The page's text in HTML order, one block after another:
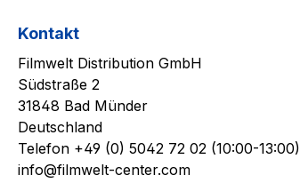
Kontakt
Filmwelt Distribution GmbH
Südstraße 2
31848 Bad Münder
Deutschland
Telefon +49 (0) 5042 72 02 (10:00-13:00)
info@filmwelt-center.com